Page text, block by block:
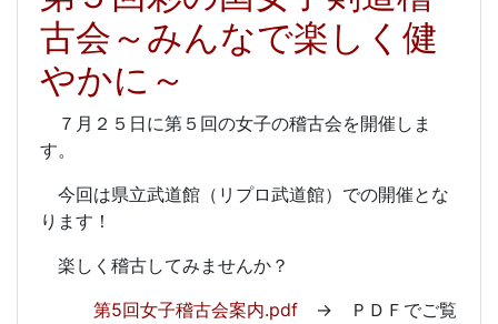
古会～みんなで楽しく健
やかに～
７月２５日に第５回の女子の稽古会を開催しま
す。
今回は県立武道館（リプロ武道館）での開催とな
ります！
楽しく稽古してみませんか？
第5回女子稽古会案内.pdf → ＰＤＦでご覧